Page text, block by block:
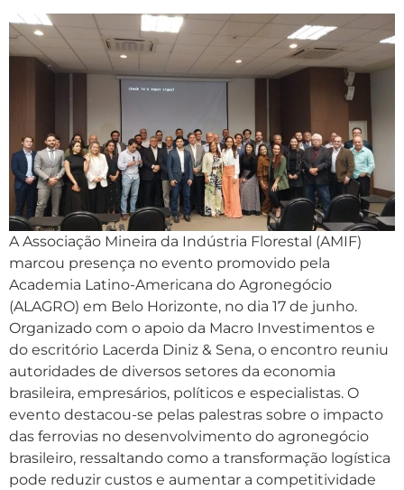
A Associação Mineira da Indústria Florestal (AMIF)
marcou presença no evento promovido pela
Academia Latino-Americana do Agronegócio
(ALAGRO) em Belo Horizonte, no dia 17 de junho.
Organizado com o apoio da Macro Investimentos e
do escritório Lacerda Diniz & Sena, o encontro reuniu
autoridades de diversos setores da economia
brasileira, empresários, políticos e especialistas. O
evento destacou-se pelas palestras sobre o impacto
das ferrovias no desenvolvimento do agronegócio
brasileiro, ressaltando como a transformação logística
pode reduzir custos e aumentar a competitividade